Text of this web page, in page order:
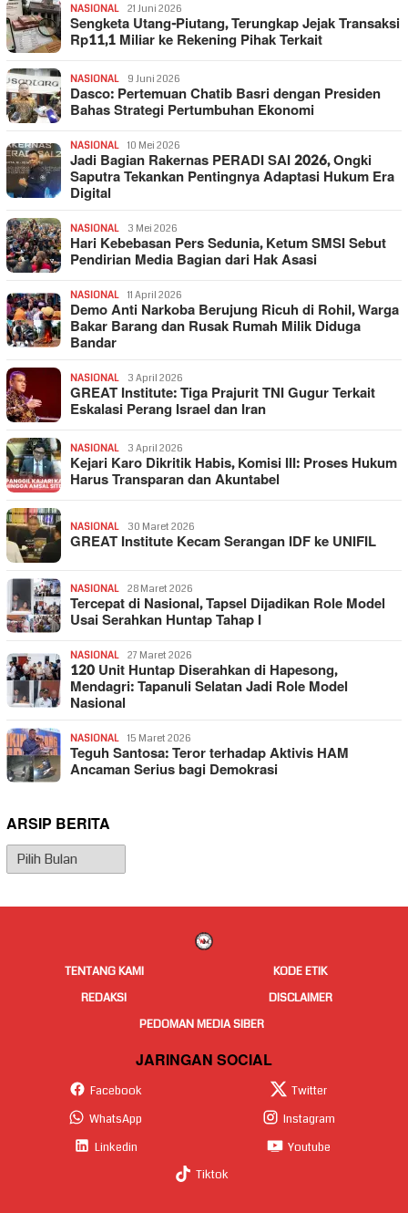
NASIONAL 21 Juni 2026
Sengketa Utang-Piutang, Terungkap Jejak Transaksi
Rp11,1 Miliar ke Rekening Pihak Terkait
NASIONAL 9 Juni 2026
Dasco: Pertemuan Chatib Basri dengan Presiden
Bahas Strategi Pertumbuhan Ekonomi
NASIONAL 10 Mei 2026
Jadi Bagian Rakernas PERADI SAI 2026, Ongki
Saputra Tekankan Pentingnya Adaptasi Hukum Era
Digital
NASIONAL 3 Mei 2026
Hari Kebebasan Pers Sedunia, Ketum SMSI Sebut
Pendirian Media Bagian dari Hak Asasi
NASIONAL 11 April 2026
Demo Anti Narkoba Berujung Ricuh di Rohil, Warga
Bakar Barang dan Rusak Rumah Milik Diduga
Bandar
NASIONAL 3 April 2026
GREAT Institute: Tiga Prajurit TNI Gugur Terkait
Eskalasi Perang Israel dan Iran
NASIONAL 3 April 2026
Kejari Karo Dikritik Habis, Komisi III: Proses Hukum
Harus Transparan dan Akuntabel
NASIONAL 30 Maret 2026
GREAT Institute Kecam Serangan IDF ke UNIFIL
NASIONAL 28 Maret 2026
Tercepat di Nasional, Tapsel Dijadikan Role Model
Usai Serahkan Huntap Tahap I
NASIONAL 27 Maret 2026
120 Unit Huntap Diserahkan di Hapesong,
Mendagri: Tapanuli Selatan Jadi Role Model
Nasional
NASIONAL 15 Maret 2026
Teguh Santosa: Teror terhadap Aktivis HAM
Ancaman Serius bagi Demokrasi
ARSIP BERITA
Arsip
Berita
TENTANG KAMI
KODE ETIK
REDAKSI
DISCLAIMER
PEDOMAN MEDIA SIBER
JARINGAN SOCIAL
Facebook
Twitter
WhatsApp
Instagram
Linkedin
Youtube
Tiktok